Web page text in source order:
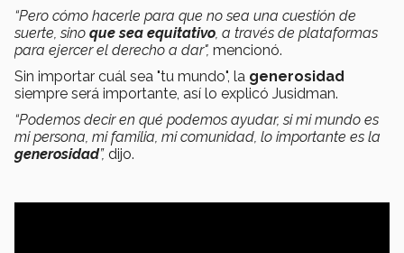
“Pero cómo hacerle para que no sea una cuestión de
suerte, sino que sea equitativo, a través de plataformas
para ejercer el derecho a dar", mencionó.
Sin importar cuál sea "tu mundo", la generosidad
siempre será importante, así lo explicó Jusidman.
“Podemos decir en qué podemos ayudar, si mi mundo es
mi persona, mi familia, mi comunidad, lo importante es la
generosidad”, dijo.